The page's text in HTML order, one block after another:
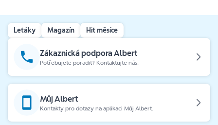
Letáky Magazín Hit měsíce
Zákaznická podpora Albert
Potřebujete poradit? Kontaktujte nás.
Můj Albert
Kontakty pro dotazy na aplikaci Můj Albert.